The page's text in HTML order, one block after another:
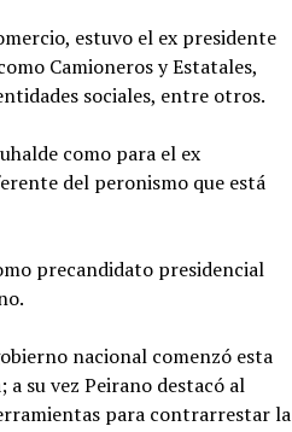
estuvo el ex presidente
Camioneros y Estatales,
sociales, entre otros.
como para el ex
del peronismo que está
precandidato presidencial
nacional comenzó esta
su vez Peirano destacó al
para contrarrestar la